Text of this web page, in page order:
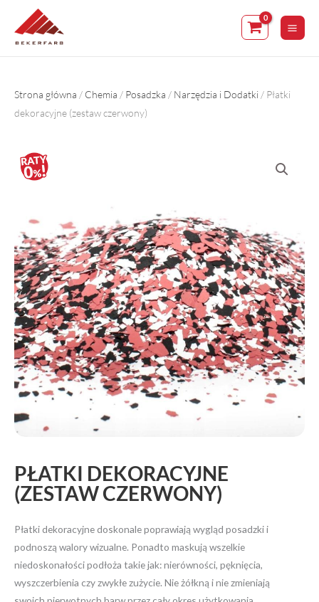
content
Strona główna / Chemia / Posadzka / Narzędzia i Dodatki / Płatki
dekoracyjne (zestaw czerwony)
PŁATKI DEKORACYJNE
(ZESTAW CZERWONY)
Płatki dekoracyjne doskonale poprawiają wygląd posadzki i
podnoszą walory wizualne. Ponadto maskują wszelkie
niedoskonałości podłoża takie jak: nierówności, pęknięcia,
wyszczerbienia czy zwykłe zużycie. Nie żółkną i nie zmieniają